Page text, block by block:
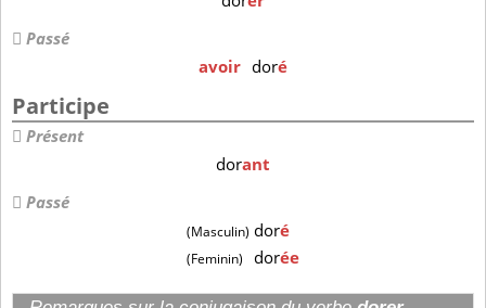
Passé
avoir doré
Participe
Présent
dorant
Passé
(Masculin) doré
(Feminin) dorée